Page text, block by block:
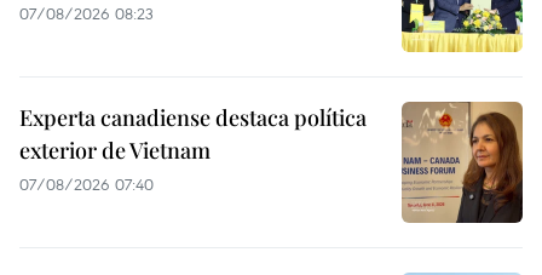
07/08/2026 08:23
Experta canadiense destaca política
exterior de Vietnam
07/08/2026 07:40